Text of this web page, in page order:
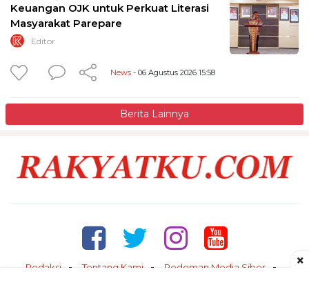
Keuangan OJK untuk Perkuat Literasi
Masyarakat Parepare
Editor
News - 06 Agustus 2026 15:58
Berita Lainnya
Redaksi Tentang Kami
Pedoman Media Siber
×